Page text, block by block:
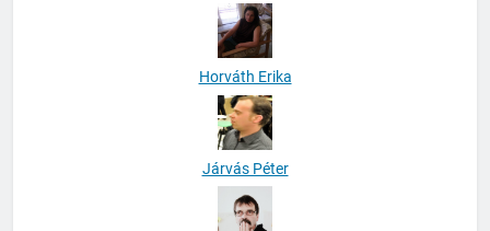
Horváth Erika
Járvás Péter